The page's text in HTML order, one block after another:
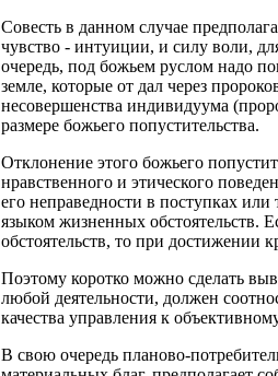
Совесть в данном случае
чувство - интуиции, и силу воли,
очередь, под божьем руслом надо
земле, которые от дал через
несовершенства индивидуума
размере божьего попустительства.
Отклонение этого божьего
нравственного и этического
его неправедности в поступках
языком жизненных обстоятельств.
обстоятельств, то при достижении
Поэтому коротко можно сделать
любой деятельности, должен
качества управления к
В свою очередь планово-